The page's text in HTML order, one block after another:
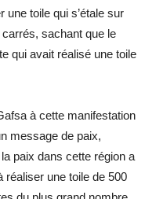
une toile qui s’étale sur
sachant que le
qui avait réalisé une toile
à cette manifestation
message de paix,
paix dans cette région a
réaliser une toile de 500